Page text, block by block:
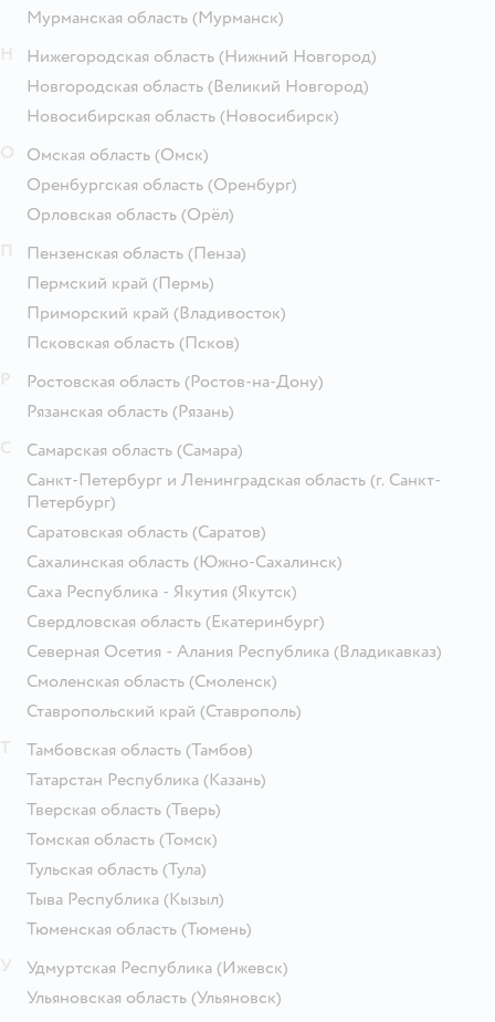
Мурманская область (Мурманск)
Нижегородская область (Нижний Новгород)
Новгородская область (Великий Новгород)
Новосибирская область (Новосибирск)
Омская область (Омск)
Оренбургская область (Оренбург)
Орловская область (Орёл)
Пензенская область (Пенза)
Пермский край (Пермь)
Приморский край (Владивосток)
Псковская область (Псков)
Ростовская область (Ростов-на-Дону)
Рязанская область (Рязань)
Самарская область (Самара)
Санкт-Петербург и Ленинградская область (г. Санкт-
Петербург)
Саратовская область (Саратов)
Сахалинская область (Южно-Сахалинск)
Саха Республика - Якутия (Якутск)
Свердловская область (Екатеринбург)
Северная Осетия - Алания Республика (Владикавказ)
Смоленская область (Смоленск)
Ставропольский край (Ставрополь)
Тамбовская область (Тамбов)
Татарстан Республика (Казань)
Тверская область (Тверь)
Томская область (Томск)
Тульская область (Тула)
Тыва Республика (Кызыл)
Тюменская область (Тюмень)
Удмуртская Республика (Ижевск)
Ульяновская область (Ульяновск)